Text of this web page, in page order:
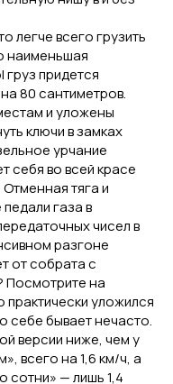
легче всего грузить
наименьшая
груз придется
80 сантиметров.
и уложены
ключи в замках
урчание
себя во всей красе
тяга и
газа в
чисел в
разгоне
от собрата с
Посмотрите на
уложился
себе бывает нечасто.
версии ниже, чем у
всего на 1,6 км/ч, а
сотни» — лишь 1,4